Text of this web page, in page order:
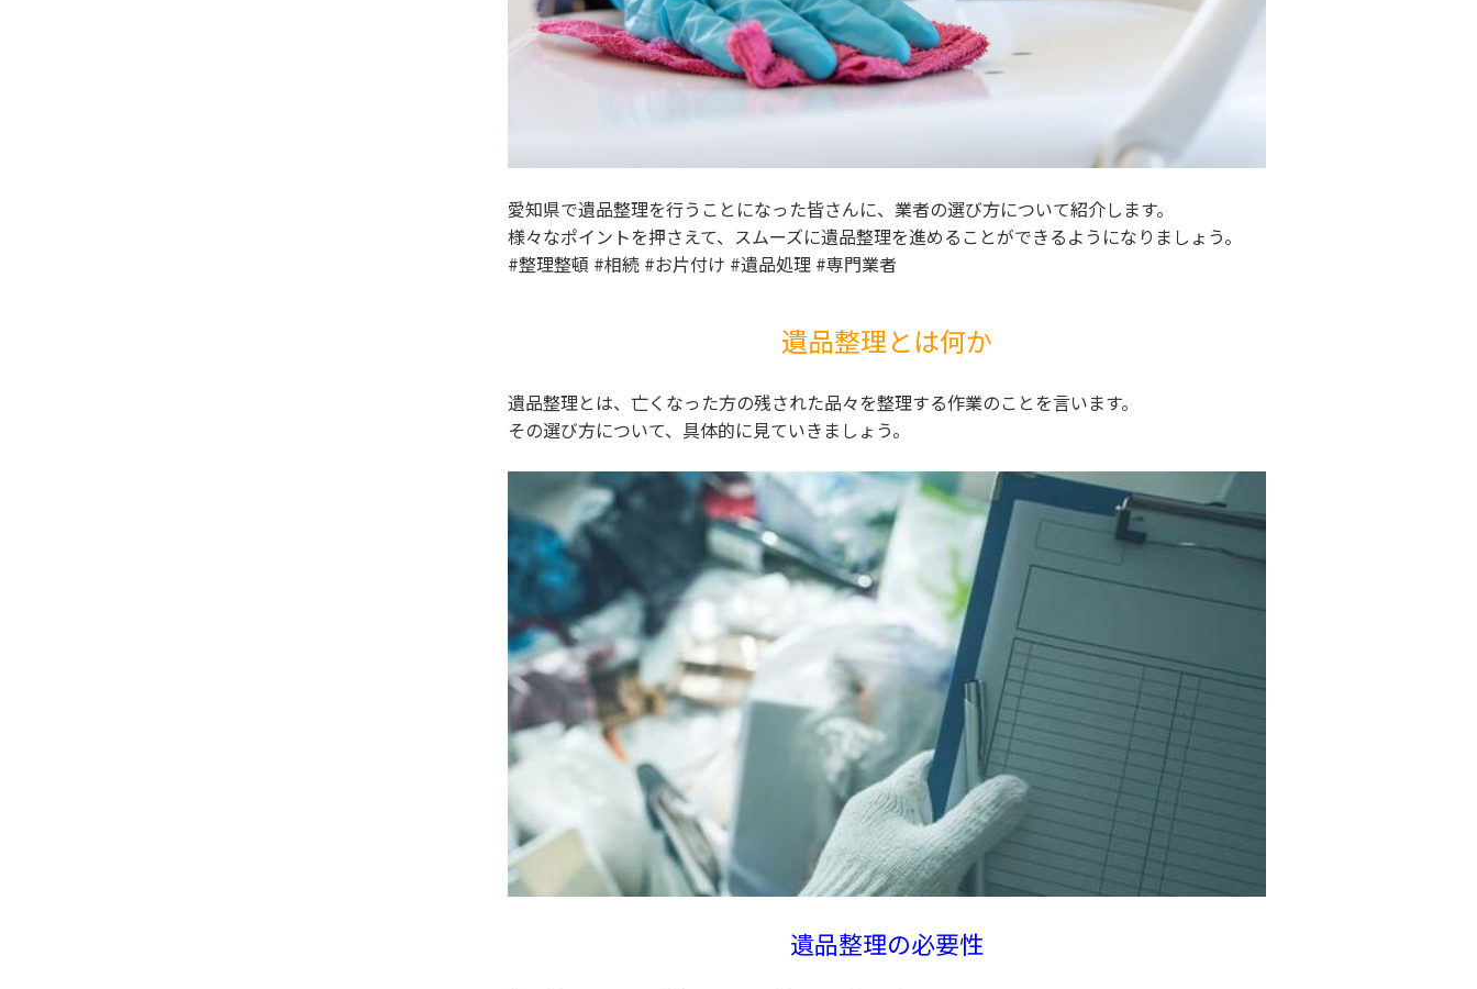
愛知県で遺品整理を行うことになった皆さんに、業者の選び方について紹介します。
様々なポイントを押さえて、スムーズに遺品整理を進めることができるようになりましょう。
#整理整頓 #相続 #お片付け #遺品処理 #専門業者
遺品整理とは何か
遺品整理とは、亡くなった方の残された品々を整理する作業のことを言います。
その選び方について、具体的に見ていきましょう。
遺品整理の必要性